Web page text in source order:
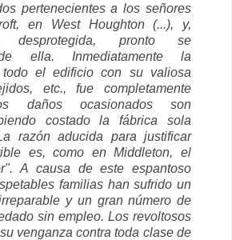
pertenecientes a los señores
en West Houghton (...), y,
desprotegida, pronto se
ella. Inmediatamente la
el edificio con su valiosa
etc., fue completamente
daños ocasionados son
costado la fábrica sola
razón aducida para justificar
es, como en Middleton, el
A causa de este espantoso
familias han sufrido un
y un gran número de
sin empleo. Los revoltosos
venganza contra toda clase de